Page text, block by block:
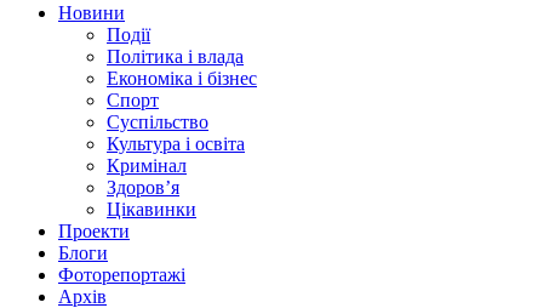
Новини
Події
Політика і влада
Економіка і бізнес
Спорт
Суспільство
Культура і освіта
Кримінал
Здоров’я
Цікавинки
Проекти
Блоги
Фоторепортажі
Архів